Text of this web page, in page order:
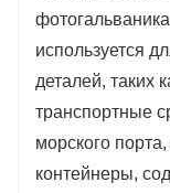
используется
деталей, таких
транспортные
морского
контейнеры,